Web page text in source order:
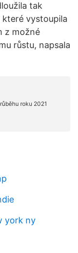
tak
vystoupila
z možné
růstu, napsala
york ny